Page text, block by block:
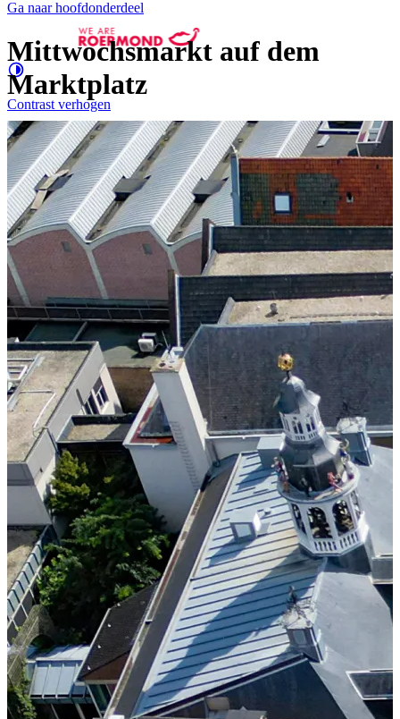
Ga naar hoofdonderdeel
Contrast verhogen
Grotere letters
Shopping
Essen und Trinken
Mittwochsmarkt auf dem
Marktplatz